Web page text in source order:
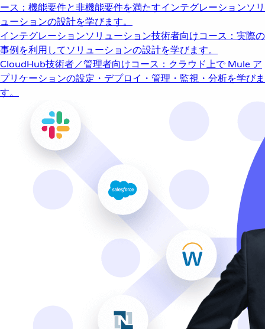
ース：機能要件と非機能要件を満たすインテグレーションソリ
ューションの設計を学びます。
インテグレーションソリューション技術者向けコース：実際の
事例を利用してソリューションの設計を学びます。
CloudHub技術者／管理者向けコース：クラウド上で Mule ア
プリケーションの設定・デプロイ・管理・監視・分析を学びま
す。